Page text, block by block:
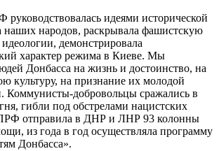
идеями исторической
наших народов, раскрывала фашистскую
идеологии, демонстрировала
характер режима в Киеве. Мы
Донбасса на жизнь и достоинство, на
культуру, на признание их молодой
Коммунисты-добровольцы сражались в
гибли под обстрелами нацистских
отправила в ДНР и ЛНР 93 колонны
из года в год осуществляла программу
Донбасса».